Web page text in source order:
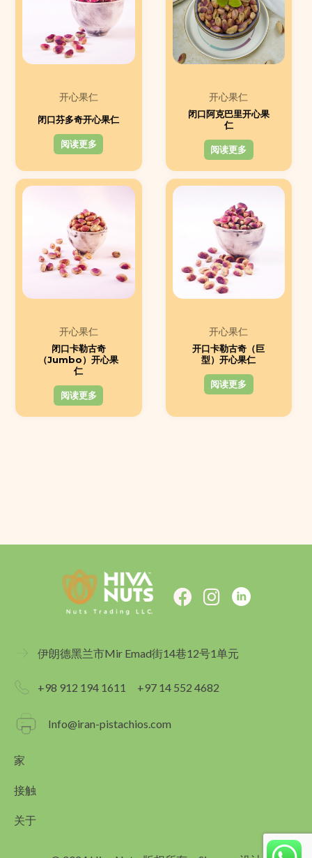
开心果仁
闭口芬多奇开心果仁
阅读更多
开心果仁
闭口阿克巴里开心果
仁
阅读更多
开心果仁
闭口卡勒古奇
（Jumbo）开心果
仁
阅读更多
开心果仁
开口卡勒古奇（巨
型）开心果仁
阅读更多
F
e
o
I
t
g
伊朗德黑兰市Mir Emad街14巷12号1单元
+98 912 194 1611 +97 14 552 4682
Info@iran-pistachios.com
家
接触
关于